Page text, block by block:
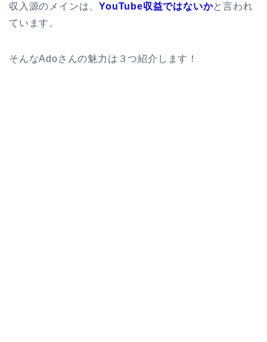
収入源のメインは、YouTube収益ではないかと言われ
ています。
そんなAdoさんの魅力は３つ紹介します！